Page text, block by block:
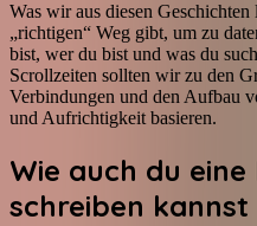
Was wir aus diesen Geschichten
„richtigen“ Weg gibt, um zu
bist, wer du bist und was du
Scrollzeiten sollten wir zu den
Verbindungen und den Aufbau
und Aufrichtigkeit basieren.
Wie auch du
schreiben kannst